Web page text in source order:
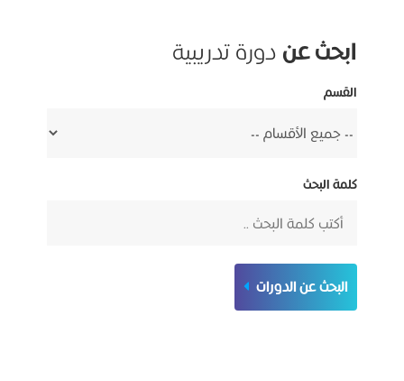
ابحث عن دورة تدريبية
القسم
كلمة البحث
البحث عن الدورات